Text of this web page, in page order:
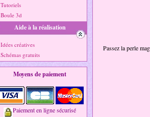
Tutoriels
Boule 3d
Aide à la réalisation
Idées créatives
Schémas gratuits
Moyens de paiement
Paiement en ligne sécurisé
Passez la perle